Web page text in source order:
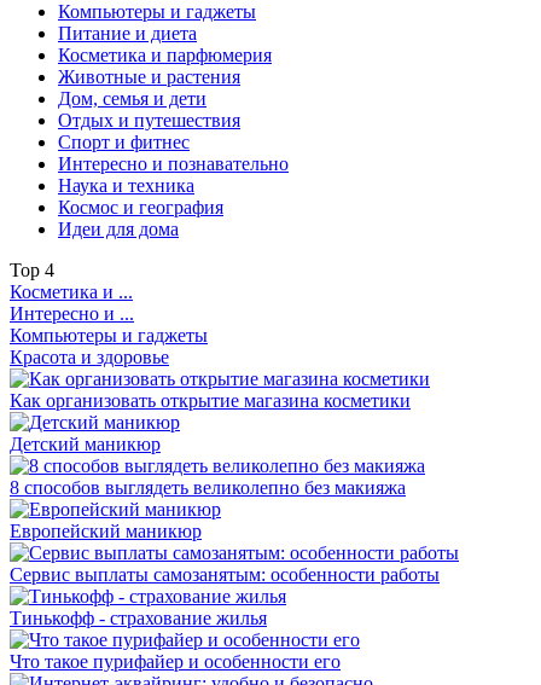
Компьютеры и гаджеты
Питание и диета
Косметика и парфюмерия
Животные и растения
Дом, семья и дети
Отдых и путешествия
Спорт и фитнес
Интересно и познавательно
Наука и техника
Космос и география
Идеи для дома
Top 4
Косметика и ...
Интересно и ...
Компьютеры и гаджеты
Красота и здоровье
Как организовать открытие магазина косметики
Детский маникюр
8 способов выглядеть великолепно без макияжа
Европейский маникюр
Сервис выплаты самозанятым: особенности работы
Тинькофф - страхование жилья
Что такое пурифайер и особенности его